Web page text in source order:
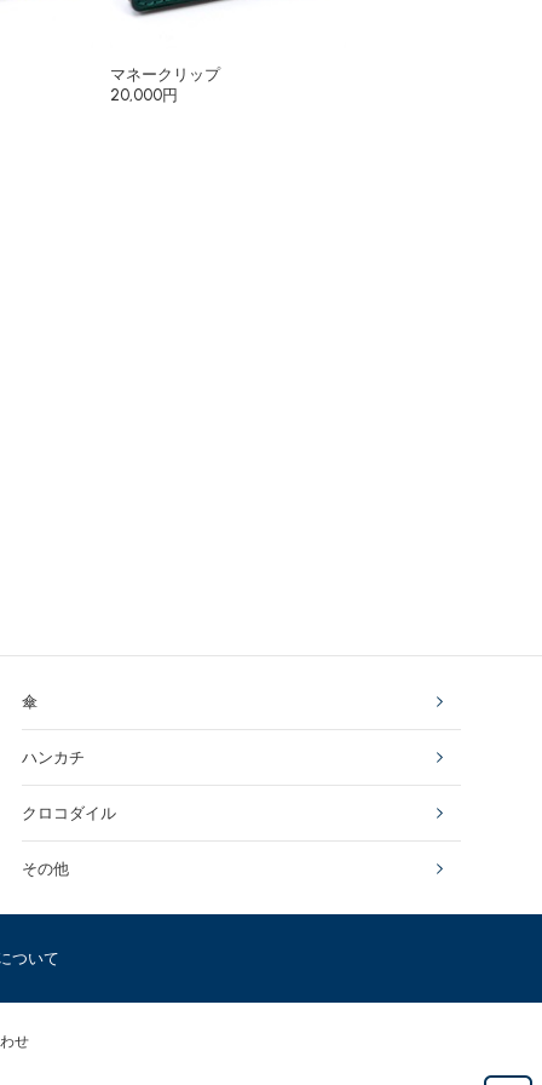
マネークリップ
20,000円
傘
ハンカチ
クロコダイル
その他
ついて
せ